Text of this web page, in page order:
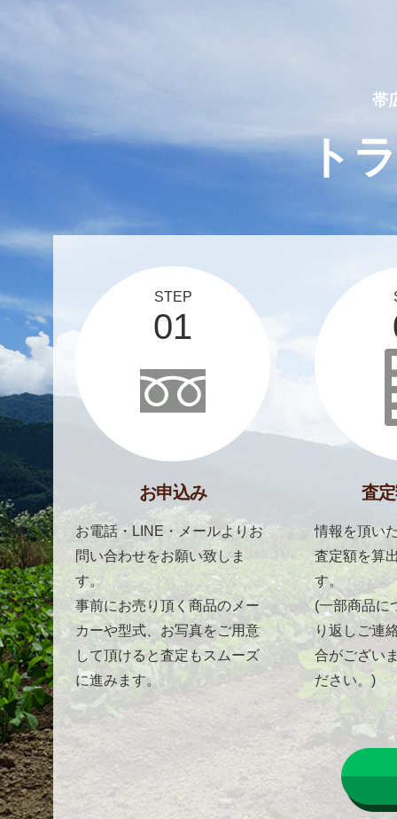
帯
ト
STEP
01
お申込み
お電話・LINE・メールよりお
問い合わせをお願い致しま
す。
事前にお売り頂く商品のメー
カーや型式、お写真をご用意
して頂けると査定もスムーズ
に進みます。
査
情報を頂い
査定額を算
す。
(一部商品に
り返しご連
合がござい
ださい。)